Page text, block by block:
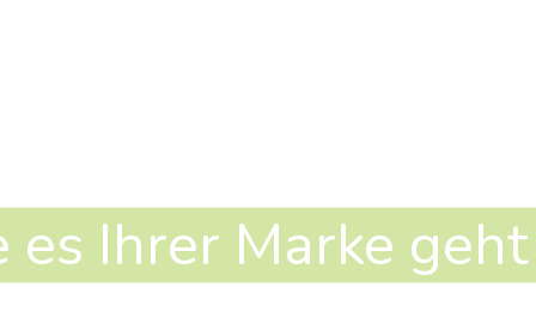
es Ihrer Marke geht